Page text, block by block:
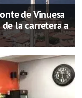
de Vinuesa
la carretera a